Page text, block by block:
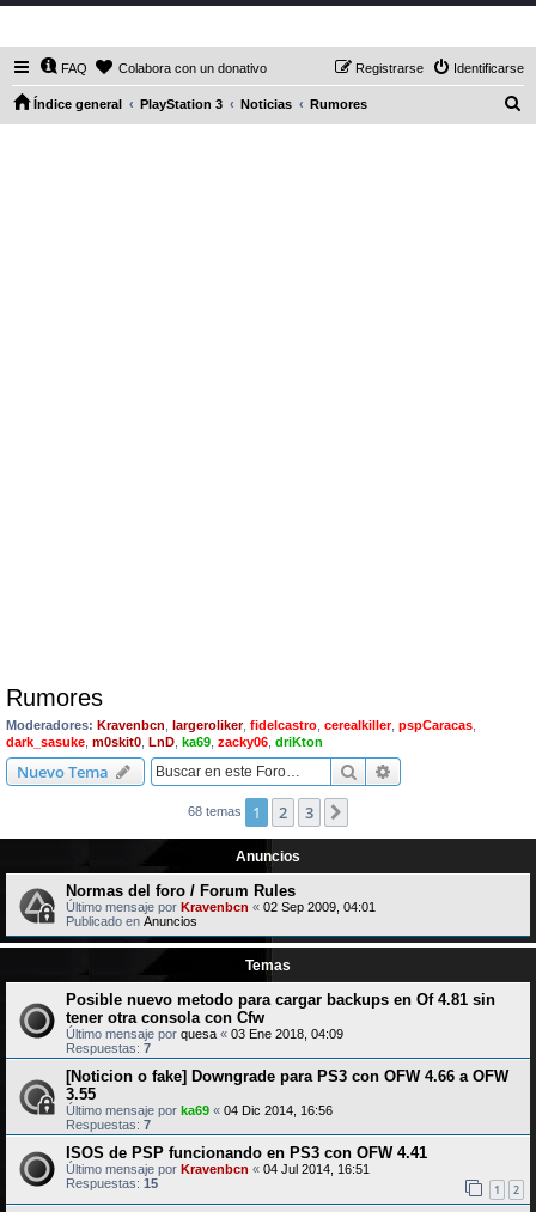
FAQ Colabora con un donativo Identificarse
Registrarse
Índice general PlayStation 3 Noticias Rumores
Rumores
Moderadores: Kravenbcn largeroliker, fidelcastro cerealkiller, pspCaracas
dark_sasuke m0skit0 LnD ka69 zacky06 driKton
Nuevo Tema Buscar
68 temas 1 2 3
Anuncios
Normas del foro / Forum Rules
Último mensaje por Kravenbcn « 02 Sep 2009, 04:01
Publicado en Anuncios
Temas
Posible nuevo metodo para cargar backups en Of 4.81 sin
tener otra consola con Cfw
Último mensaje por quesa « 03 Ene 2018, 04:09
Respuestas: 7
[Noticion o fake] Downgrade para PS3 con OFW 4.66 a OFW
3.55
Último mensaje por ka69 « 04 Dic 2014, 16:56
Respuestas: 7
ISOS de PSP funcionando en PS3 con OFW 4.41
Último mensaje por Kravenbcn « 04 Jul 2014, 16:51
Respuestas: 15 1 2